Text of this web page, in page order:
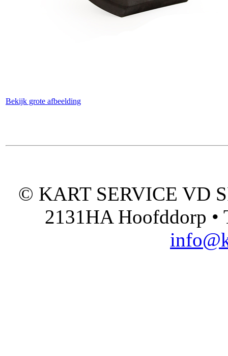
Bekijk grote afbeelding
© KART SERVICE VD
2131HA Hoofddorp •